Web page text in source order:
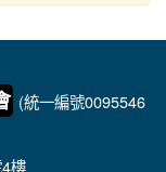
(統一編號0095546
樓